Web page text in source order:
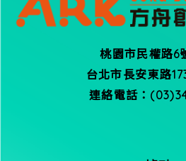
桃園市民權路6
台北市長安東路
連絡電話：